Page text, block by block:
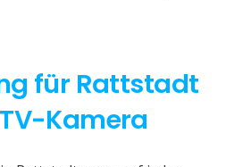
für Rattstadt
Kamera